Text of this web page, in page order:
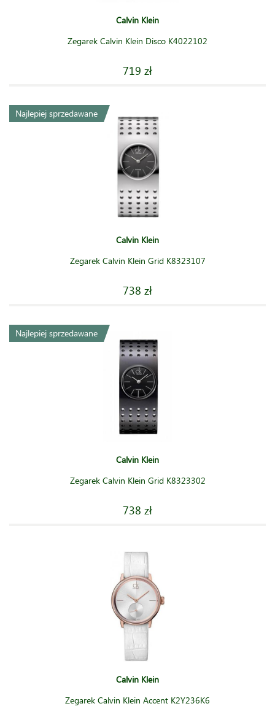
Calvin Klein
Zegarek Calvin Klein Disco K4022102
719 zł
Najlepiej sprzedawane
Calvin Klein
Zegarek Calvin Klein Grid K8323107
738 zł
Najlepiej sprzedawane
Calvin Klein
Zegarek Calvin Klein Grid K8323302
738 zł
Calvin Klein
Zegarek Calvin Klein Accent K2Y236K6